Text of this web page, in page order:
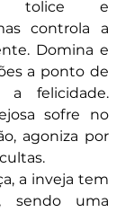
tolice e
controla a
Domina e
a ponto de
a felicidade.
sofre no
agoniza por
a inveja tem
sendo uma